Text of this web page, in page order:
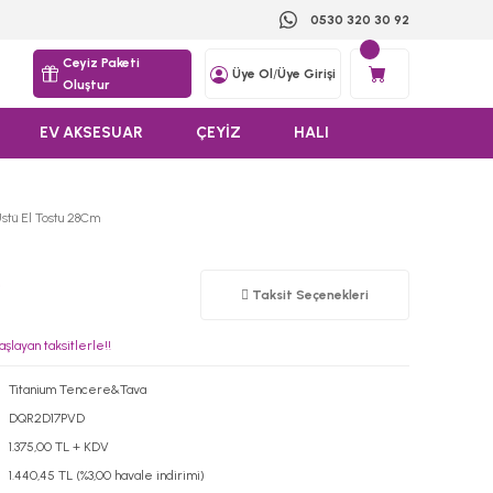
0530 320 30 92
Ceyiz Paketi
Oluştur
Üye Ol /Üye Girişi
EV AKSESUAR ÇEYİZ HALI
El Tostu 28Cm
Taksit Seçenekleri
taksitlerle!!
Titanium Tencere&Tava
DQR2D17PVD
1.375,00 TL + KDV
1.440,45 TL (%3,00 havale indirimi)